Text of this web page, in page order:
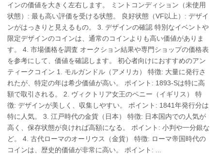
インの価値を大きく左右します。 ミントコンディション（未使用
状態）: 最も高い評価を受ける状態。 良好状態（VF以上）: デザイ
ンがはっきりと見えるもの。 3. デザインの確認 特別なイベントや
限定デザインのコインは、通常のコインよりも高い価値がありま
す。 4. 市場価格を調査 オークション結果や専門ショップの価格表
を参考にして、価値を確認します。 初心者向けにおすすめのアン
ティークコイン 1. モルガンドル（アメリカ） 特徴: 大量に発行さ
れたが、特定の年は希少価値が高い。 ポイント: 1893-Sは特に高
額で取引される。 2. ヴィクトリア女王のペニー（イギリス） 特
徴: デザインが美しく、収集しやすい。 ポイント: 1841年発行分は
特に人気。 3. 江戸時代の金貨（日本） 特徴: 日本国内での人気が
高く、保存状態が良ければ高額になる。 ポイント: 小判や一分銀な
ど。 4. 古代ローマのオーリウス（金貨） 特徴: ローマ帝国時代の
コインは、歴史的価値が非常に高い。 ポイント: ...